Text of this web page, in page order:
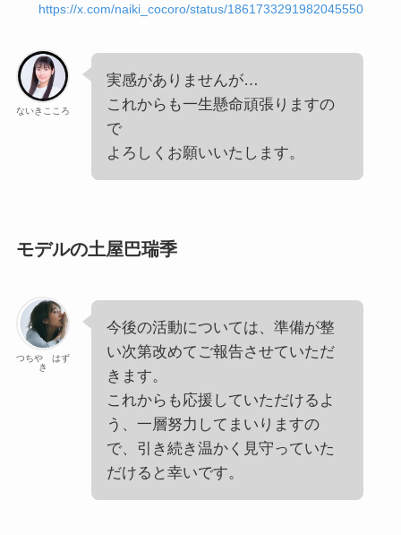
https://x.com/naiki_cocoro/status/1861733291982045550
ないきこころ
実感がありませんが…
これからも一生懸命頑張りますの
で
よろしくお願いいたします。
モデルの土屋巴瑞季
つちや はず
き
今後の活動については、準備が整
い次第改めてご報告させていただ
きます。
これからも応援していただけるよ
う、一層努力してまいりますの
で、引き続き温かく見守っていた
だけると幸いです。